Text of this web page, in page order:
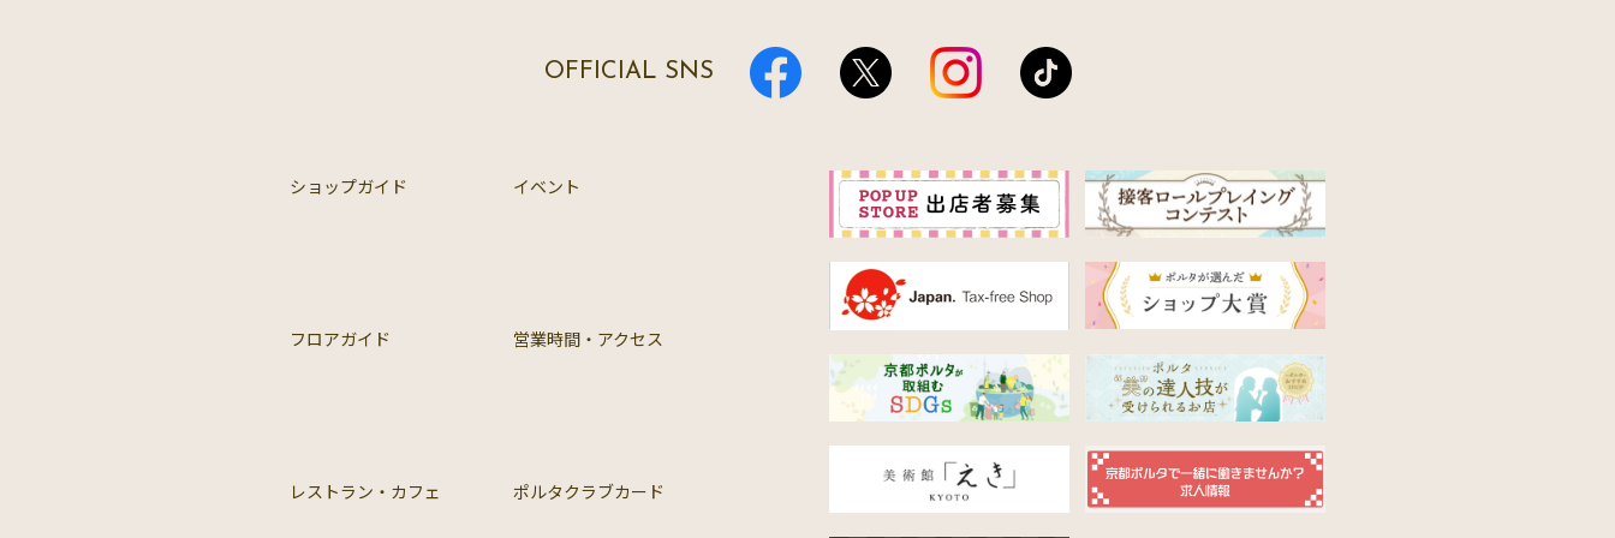
OFFICIAL SNS
ショップガイド イベント
フロアガイド 営業時間・アクセス
レストラン・カフェ ポルタクラブカード